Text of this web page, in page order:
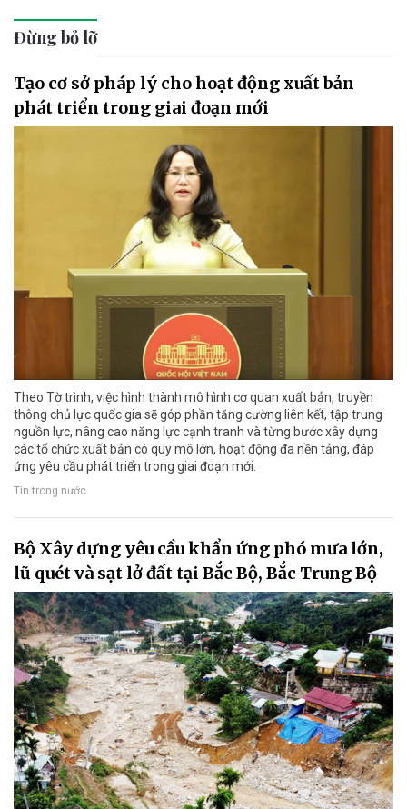
Đừng bỏ lỡ
Tạo cơ sở pháp lý cho hoạt động xuất bản
phát triển trong giai đoạn mới
Theo Tờ trình, việc hình thành mô hình cơ quan xuất bản, truyền
thông chủ lực quốc gia sẽ góp phần tăng cường liên kết, tập trung
nguồn lực, nâng cao năng lực cạnh tranh và từng bước xây dựng
các tổ chức xuất bản có quy mô lớn, hoạt động đa nền tảng, đáp
ứng yêu cầu phát triển trong giai đoạn mới.
Tin trong nước
Bộ Xây dựng yêu cầu khẩn ứng phó mưa lớn,
lũ quét và sạt lở đất tại Bắc Bộ, Bắc Trung Bộ